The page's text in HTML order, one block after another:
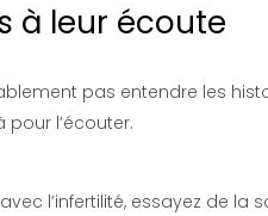
à leur écoute
pas entendre les
pour l’écouter.
l’infertilité, essayez de